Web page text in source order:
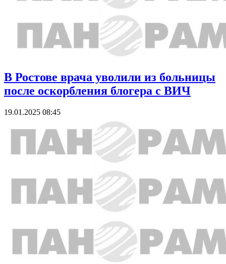
В Ростове врача уволили из больницы
после оскорбления блогера с ВИЧ
19.01.2025 08:45